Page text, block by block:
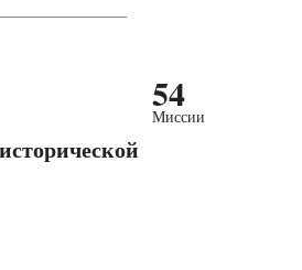
54
Миссии